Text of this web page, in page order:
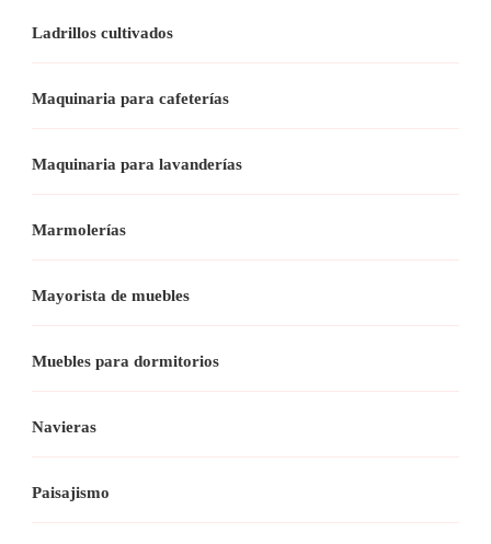
Ladrillos cultivados
Maquinaria para cafeterías
Maquinaria para lavanderías
Marmolerías
Mayorista de muebles
Muebles para dormitorios
Navieras
Paisajismo